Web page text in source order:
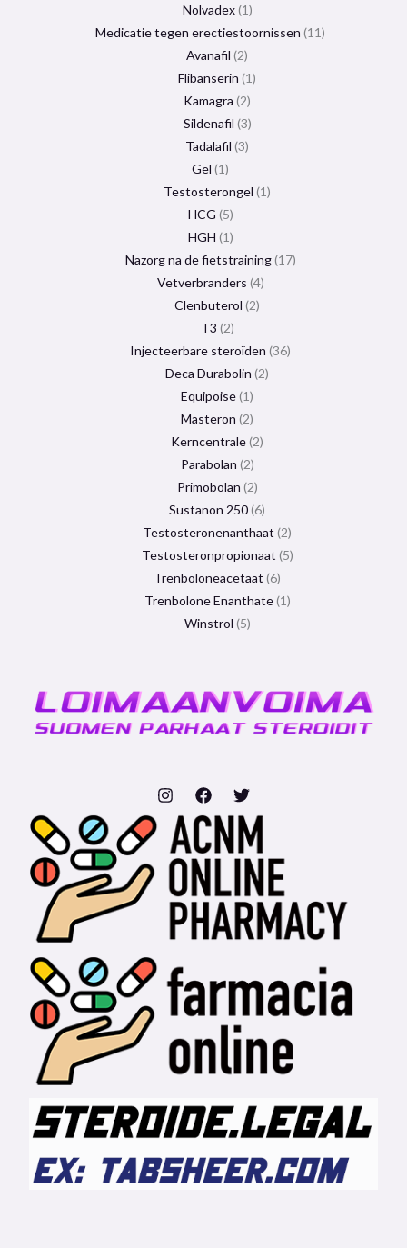
Nolvadex 1
Medicatie tegen erectiestoornissen 11
Avanafil 2
Flibanserin 1
Kamagra 2
Sildenafil 3
Tadalafil 3
Gel 1
Testosterongel 1
HCG 5
HGH 1
Nazorg na de fietstraining 17
Vetverbranders 4
Clenbuterol 2
T3 2
Injecteerbare steroïden 36
Deca Durabolin 2
Equipoise 1
Masteron 2
Kerncentrale 2
Parabolan 2
Primobolan 2
Sustanon 250 6
Testosteronenanthaat 2
Testosteronpropionaat 5
Trenboloneacetaat 6
Trenbolone Enanthate 1
Winstrol 5